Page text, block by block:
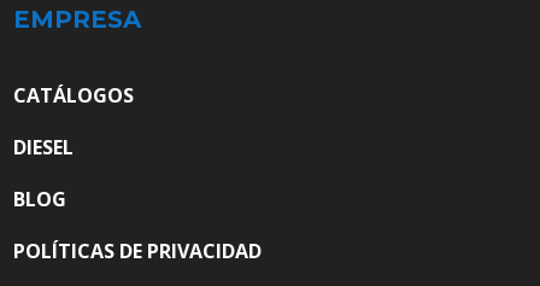
EMPRESA
CATÁLOGOS
DIESEL
BLOG
POLÍTICAS DE PRIVACIDAD